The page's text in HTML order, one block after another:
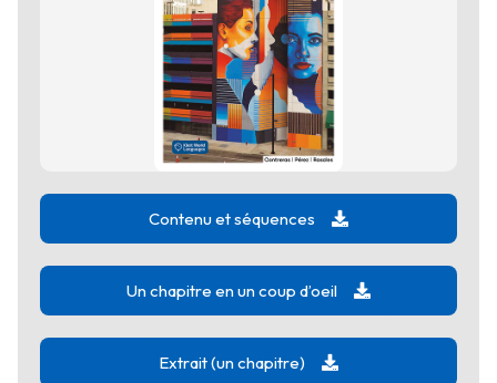
Contenu et séquences
Un chapitre en un coup d’oeil
Extrait (un chapitre)